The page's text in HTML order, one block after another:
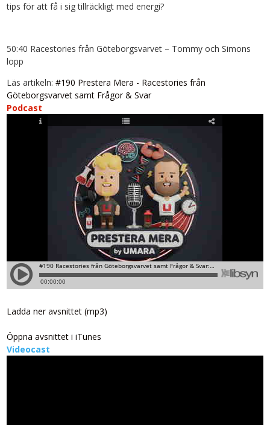
tips för att få i sig tillräckligt med energi?
50:40 Racestories från Göteborgsvarvet – Tommy och Simons
lopp
Läs artikeln:#190 Prestera Mera - Racestories från
Göteborgsvarvet samt Frågor & Svar
Podcast
Ladda ner avsnittet (mp3)
Öppna avsnittet i iTunes
Videocast